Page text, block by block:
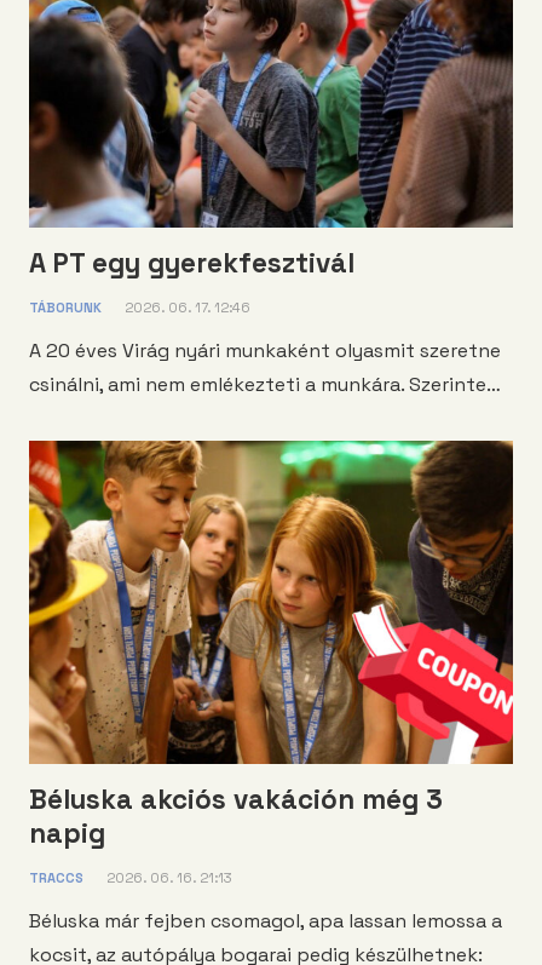
A PT egy gyerekfesztivál
TÁBORUNK 2026. 06. 17. 12:46
A 20 éves Virág nyári munkaként olyasmit szeretne
csinálni, ami nem emlékezteti a munkára. Szerinte…
Béluska akciós vakáción még 3
napig
TRACCS 2026. 06. 16. 21:13
Béluska már fejben csomagol, apa lassan lemossa a
kocsit, az autópálya bogarai pedig készülhetnek: